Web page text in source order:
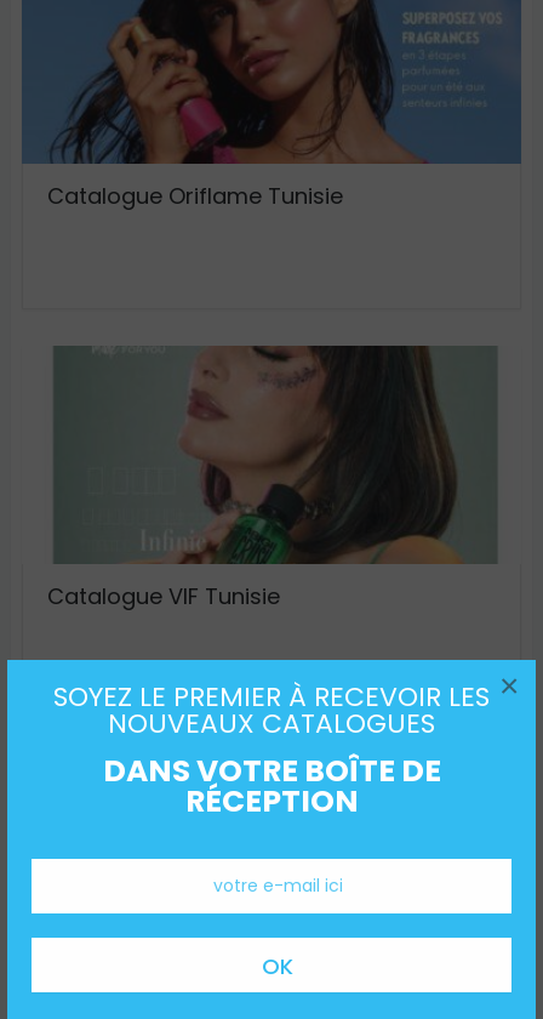
SOYEZ LE PREMIER À RECEVOIR LES
NOUVEAUX CATALOGUES
DANS VOTRE BOÎTE DE
RÉCEPTION
×
Catalogue Oriflame Tunisie
Catalogue VIF Tunisie
Rechercher